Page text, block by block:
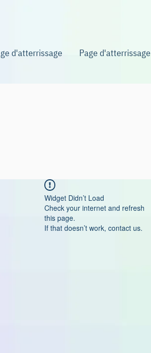
d'atterrissage Page d'atterrissage
Widget Didn’t Load
Check your internet and refresh
this page.
If that doesn’t work, contact us.